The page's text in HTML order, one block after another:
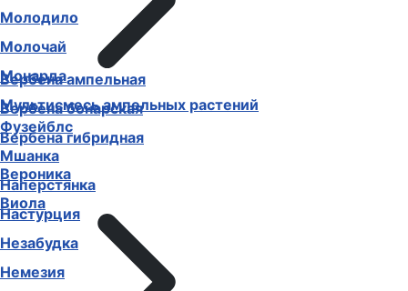
Вербена ампельная
Вербена бонарская
Вербена гибридная
Вероника
Виола
Молодило
Молочай
Монарда
Мультисмесь ампельных растений
Фузейблс
Мшанка
Наперстянка
Настурция
Незабудка
Немезия